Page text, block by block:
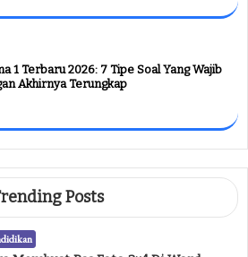
1 Terbaru 2026: 7 Tipe Soal Yang Wajib
Akhirnya Terungkap
Posts